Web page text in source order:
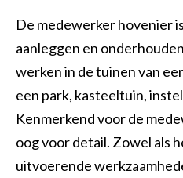
Voorman
Uitvoerder
Opperman
Civiele
CO2
Groot onderhoud 's-
Bouw- en
De medewerker hovenier
aanleggen en
werken in de tuinen van
een park, kasteeltuin,
Kenmerkend voor de
oog voor detail. Zowel als
uitvoerende